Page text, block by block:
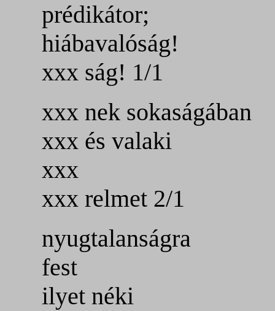
prédikátor;
hiábavalóság!
xxx ság! 1/1
xxx nek sokaságában
xxx és valaki
xxx
xxx relmet 2/1
nyugtalanságra
fest
ilyet néki